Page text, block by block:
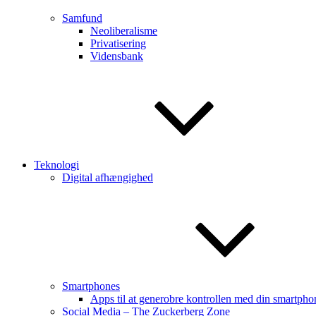
Samfund
Neoliberalisme
Privatisering
Vidensbank
Teknologi
Digital afhængighed
Smartphones
Apps til at generobre kontrollen med din
Social Media – The Zuckerberg Zone